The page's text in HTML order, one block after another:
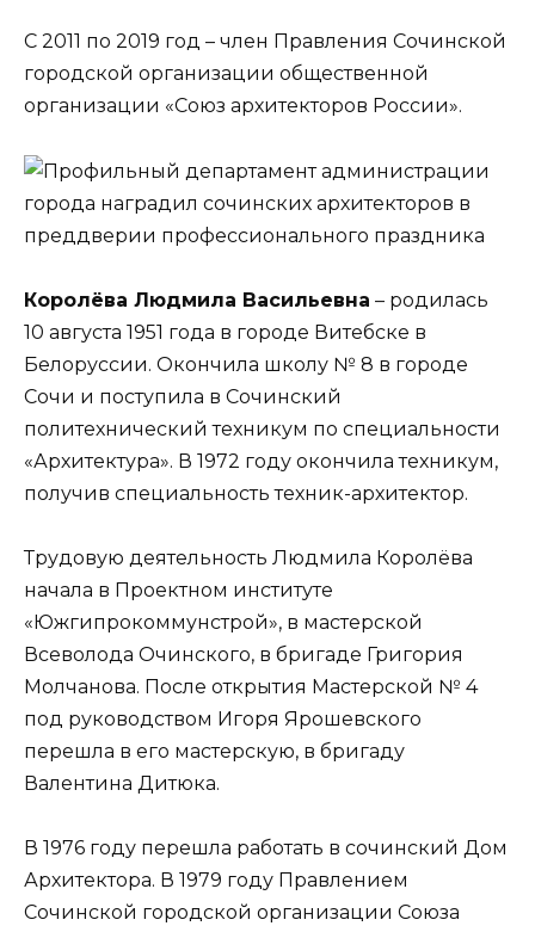
С 2011 по 2019 год – член Правления Сочинской
городской организации общественной
организации «Союз архитекторов России».
Королёва Людмила Васильевна – родилась
10 августа 1951 года в городе Витебске в
Белоруссии. Окончила школу № 8 в городе
Сочи и поступила в Сочинский
политехнический техникум по специальности
«Архитектура». В 1972 году окончила техникум,
получив специальность техник-архитектор.
Трудовую деятельность Людмила Королёва
начала в Проектном институте
«Южгипрокоммунстрой», в мастерской
Всеволода Очинского, в бригаде Григория
Молчанова. После открытия Мастерской № 4
под руководством Игоря Ярошевского
перешла в его мастерскую, в бригаду
Валентина Дитюка.
В 1976 году перешла работать в сочинский Дом
Архитектора. В 1979 году Правлением
Сочинской городской организации Союза